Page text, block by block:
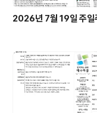
2026년 7월 19일 주일